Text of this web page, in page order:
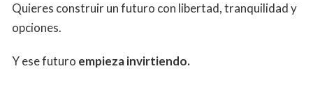
Quieres construir un futuro con libertad, tranquilidad y
opciones.
Y ese futuro empieza invirtiendo.